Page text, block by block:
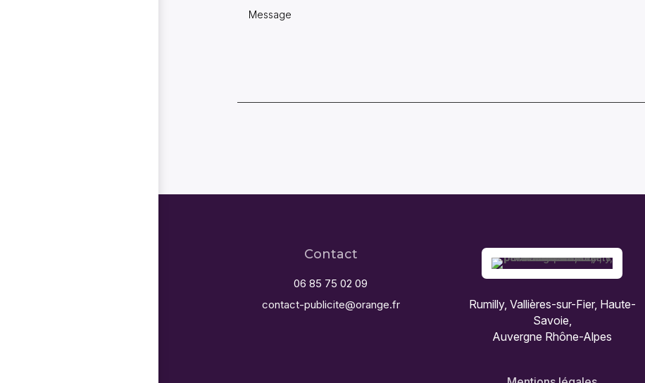
Contact
06 85 75 02 09
contact-publicite@orange.fr
Rumilly, Vallières-sur-Fier, Haute-
Savoie,
Auvergne Rhône-Alpes